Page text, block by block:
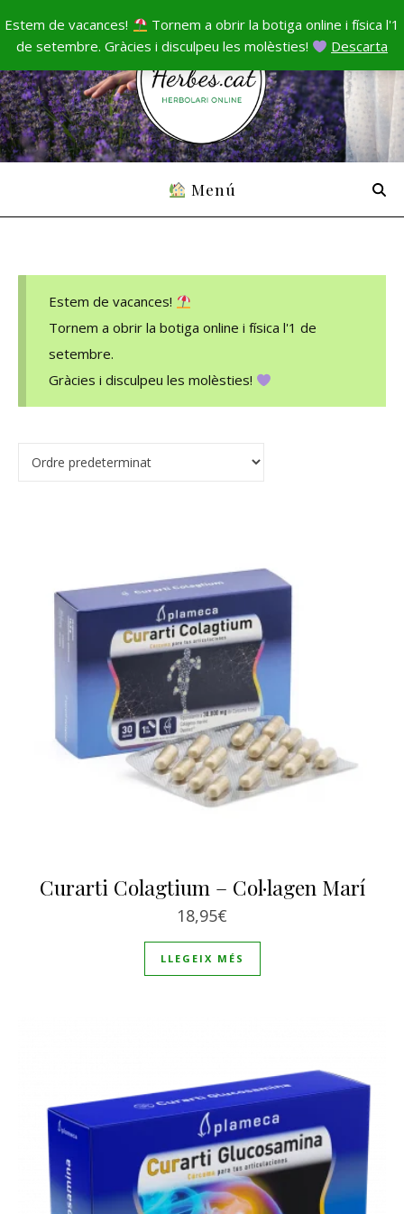
Menú
Estem de vacances!
Tornem a obrir la botiga online i física l'1 de
setembre.
Gràcies i disculpeu les molèsties!
Curarti Colagtium – Col·lagen Marí
18,95€
LLEGEIX MÉS
Estem de vacances!
Tornem a obrir la botiga online i física l'1
de setembre. Gràcies i disculpeu les molèsties!
Descarta